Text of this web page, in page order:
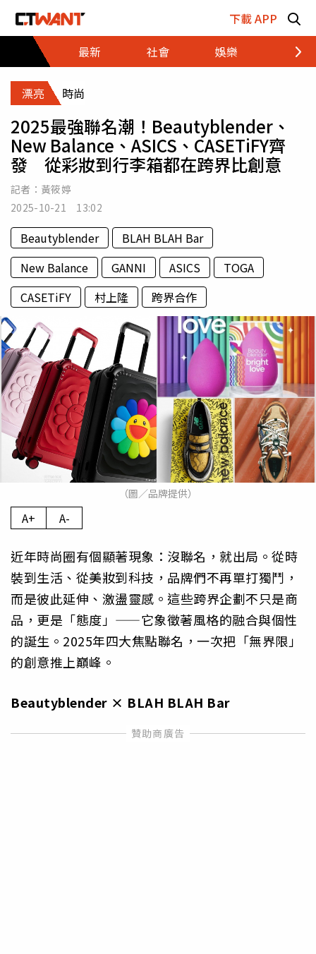
下載 APP
最新
社會 娛樂 財經
漂亮 時尚
2025最強聯名潮！Beautyblender、
New Balance、ASICS、CASETiFY齊
發 從彩妝到行李箱都在跨界比創意
記者： 黃筱婷
2025-10-21 13:02
Beautyblender
BLAH BLAH Bar
New Balance
GANNI ASICS
TOGA
CASETiFY
村上隆 跨界合作
（圖／品牌提供）
A+ A-
近年時尚圈有個顯著現象：沒聯名，就出局。從時
裝到生活、從美妝到科技，品牌們不再單打獨鬥，
而是彼此延伸、激盪靈感。這些跨界企劃不只是商
品，更是「態度」——它象徵著風格的融合與個性
的誕生。2025年四大焦點聯名，一次把「無界限」
的創意推上巔峰。
Beautyblender × BLAH BLAH Bar